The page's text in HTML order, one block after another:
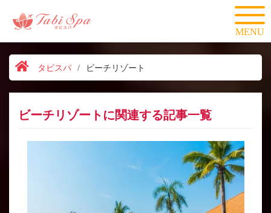
MENU
タビスパ / ビーチリゾート
ビーチリゾートに関連する記事一覧